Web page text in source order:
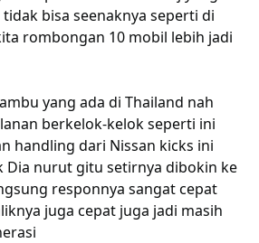
bisa seenaknya seperti di
rombongan 10 mobil lebih jadi
yang ada di Thailand nah
berkelok-kelok seperti ini
handling dari Nissan kicks ini
Dia nurut gitu setirnya dibokin ke
responnya sangat cepat
juga cepat juga jadi masih